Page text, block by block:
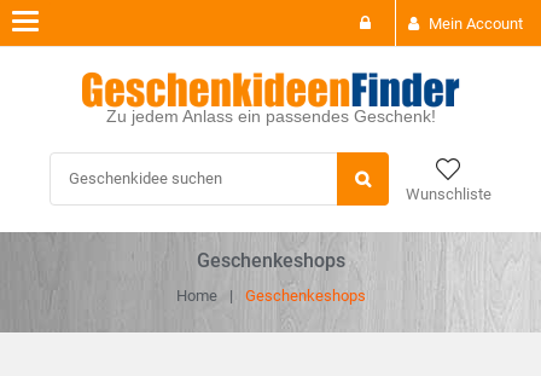
Mein Account
Zu jedem Anlass ein passendes Geschenk!
Wunschliste
Toggle
navigation
Geschenkeshops
Home Geschenkeshops